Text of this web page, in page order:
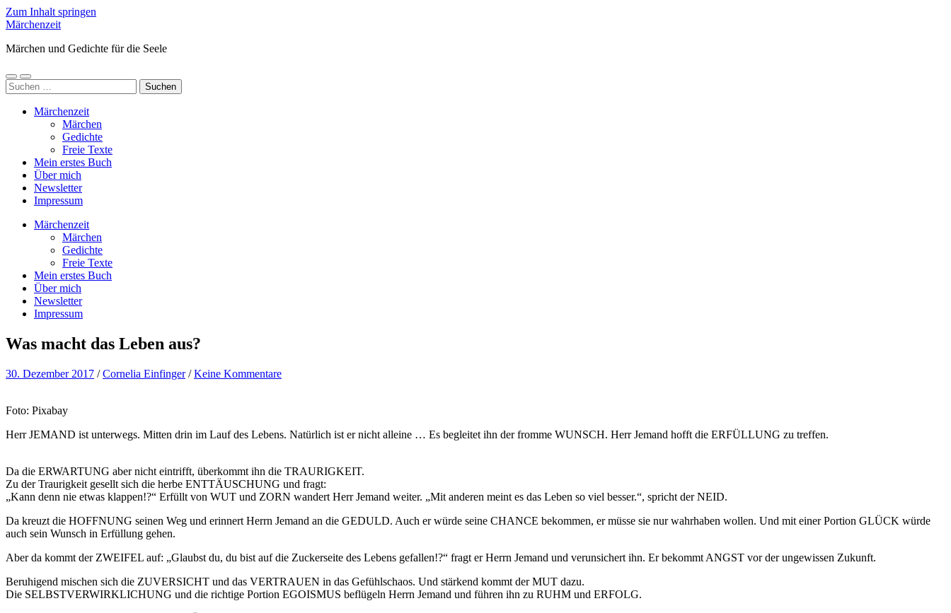
Zum Inhalt springen
Märchenzeit
Märchen und Gedichte für die Seele
Mobile-
Menü
Suchfeld
ein-/ausblenden
Suchen
nach:
Märchenzeit
Märchen
Gedichte
Freie Texte
Mein erstes Buch
Über mich
Newsletter
Impressum
Märchenzeit
Märchen
Gedichte
Freie Texte
Mein erstes Buch
Über mich
Newsletter
Impressum
Was macht das Leben aus?
30. Dezember 2017 /Cornelia Einfinger /Keine Kommentare
Foto: Pixabay
Herr JEMAND ist unterwegs. Mitten drin im Lauf des Lebens. Natürlich ist er nicht alleine … Es begleitet ihn der fromme WUNSCH. Herr Jemand hofft die ERFÜLLUNG zu treffen.
Da die ERWARTUNG aber nicht eintrifft, überkommt ihn die TRAURIGKEIT.
Zu der Traurigkeit gesellt sich die herbe ENTTÄUSCHUNG und fragt:
„Kann denn nie etwas klappen!?“ Erfüllt von WUT und ZORN wandert Herr Jemand weiter. „Mit anderen meint es das Leben so viel besser.“, spricht der NEID.
Da kreuzt die HOFFNUNG seinen Weg und erinnert Herrn Jemand an die GEDULD. Auch er würde seine CHANCE bekommen, er müsse sie nur wahrhaben wollen. Und mit einer Portion GLÜCK würde
auch sein Wunsch in Erfüllung gehen.
Aber da kommt der ZWEIFEL auf: „Glaubst du, du bist auf die Zuckerseite des Lebens gefallen!?“ fragt er Herrn Jemand und verunsichert ihn. Er bekommt ANGST vor der ungewissen Zukunft.
Beruhigend mischen sich die ZUVERSICHT und das VERTRAUEN in das Gefühlschaos. Und stärkend kommt der MUT dazu.
Die SELBSTVERWIRKLICHUNG und die richtige Portion EGOISMUS beflügeln Herrn Jemand und führen ihn zu RUHM und ERFOLG.